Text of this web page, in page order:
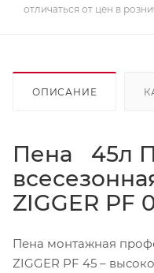
отличаться от цен в
ОПИСАНИЕ
Пена 45л
ZIGGER PF
Пена монтажная
ZIGGER PF 45 –